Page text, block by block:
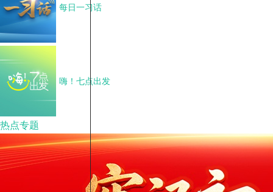
每日一习话
嗨！七点出发
热点专题